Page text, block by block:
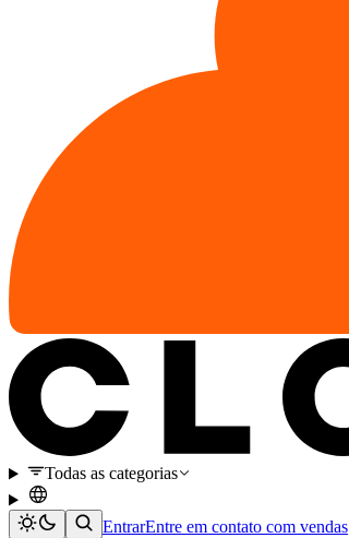
Todas as categorias
EntrarEntre em contato com vendas